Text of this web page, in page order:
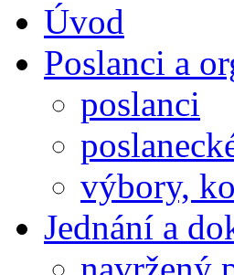
Úvod
Poslanci a
poslanci
výbory,
Jednání a